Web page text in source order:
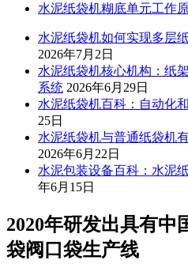
水泥纸袋机糊底单元工作
水泥纸袋机如何实现多层
2026年7月2日
水泥纸袋机核心机构：纸
系统 2026年6月29日
水泥纸袋机百科：自动化
25日
水泥纸袋机与普通纸袋机
2026年6月22日
水泥包装设备百科：水泥
年6月15日
2020年研发出具有中
袋阀口袋生产线